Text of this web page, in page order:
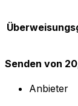
Senden von
Anbieter